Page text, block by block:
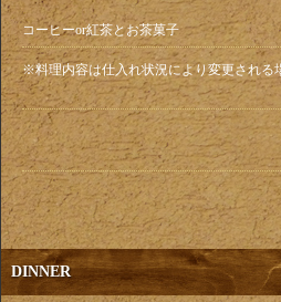
コーヒーor紅茶とお茶菓子
※料理内容は仕入れ状況により変更される
DINNER